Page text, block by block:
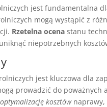
jest fundamentalna
mogą wystąpić z
Rzetelna ocena stanu
niepotrzebnych
jest kluczowa dla
prowadzić do
optymalizację kosztównaprawy,